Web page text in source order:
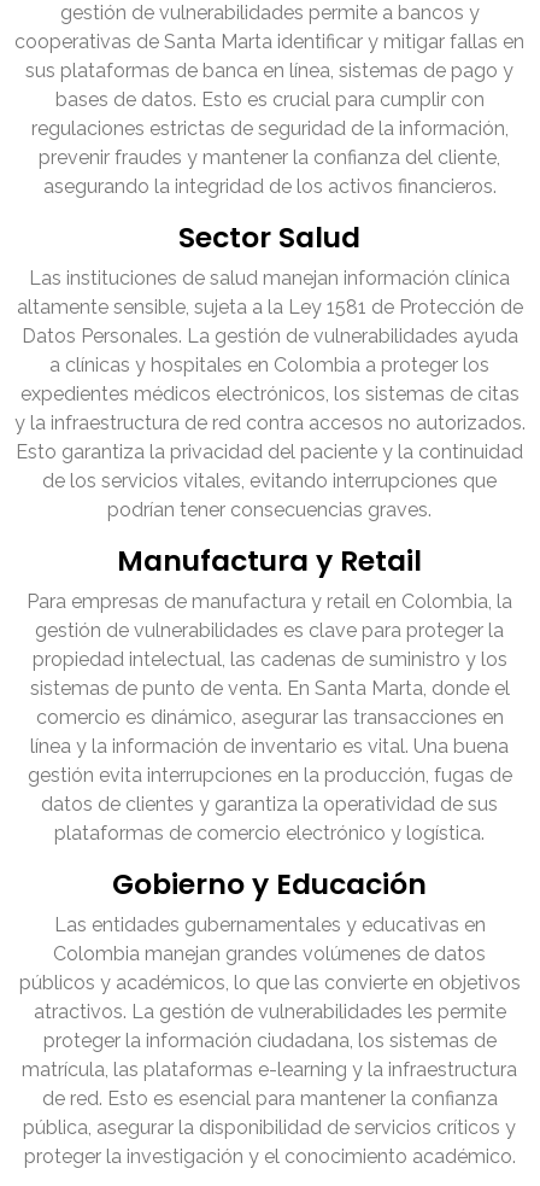
gestión de vulnerabilidades permite a bancos y
cooperativas de Santa Marta identificar y mitigar fallas en
sus plataformas de banca en línea, sistemas de pago y
bases de datos. Esto es crucial para cumplir con
regulaciones estrictas de seguridad de la información,
prevenir fraudes y mantener la confianza del cliente,
asegurando la integridad de los activos financieros.
Sector Salud
Las instituciones de salud manejan información clínica
altamente sensible, sujeta a la Ley 1581 de Protección de
Datos Personales. La gestión de vulnerabilidades ayuda
a clínicas y hospitales en Colombia a proteger los
expedientes médicos electrónicos, los sistemas de citas
y la infraestructura de red contra accesos no autorizados.
Esto garantiza la privacidad del paciente y la continuidad
de los servicios vitales, evitando interrupciones que
podrían tener consecuencias graves.
Manufactura y Retail
Para empresas de manufactura y retail en Colombia, la
gestión de vulnerabilidades es clave para proteger la
propiedad intelectual, las cadenas de suministro y los
sistemas de punto de venta. En Santa Marta, donde el
comercio es dinámico, asegurar las transacciones en
línea y la información de inventario es vital. Una buena
gestión evita interrupciones en la producción, fugas de
datos de clientes y garantiza la operatividad de sus
plataformas de comercio electrónico y logística.
Gobierno y Educación
Las entidades gubernamentales y educativas en
Colombia manejan grandes volúmenes de datos
públicos y académicos, lo que las convierte en objetivos
atractivos. La gestión de vulnerabilidades les permite
proteger la información ciudadana, los sistemas de
matrícula, las plataformas e-learning y la infraestructura
de red. Esto es esencial para mantener la confianza
pública, asegurar la disponibilidad de servicios críticos y
proteger la investigación y el conocimiento académico.